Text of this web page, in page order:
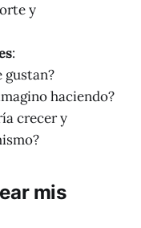
y
:
gustan?
haciendo?
crecer y
mis